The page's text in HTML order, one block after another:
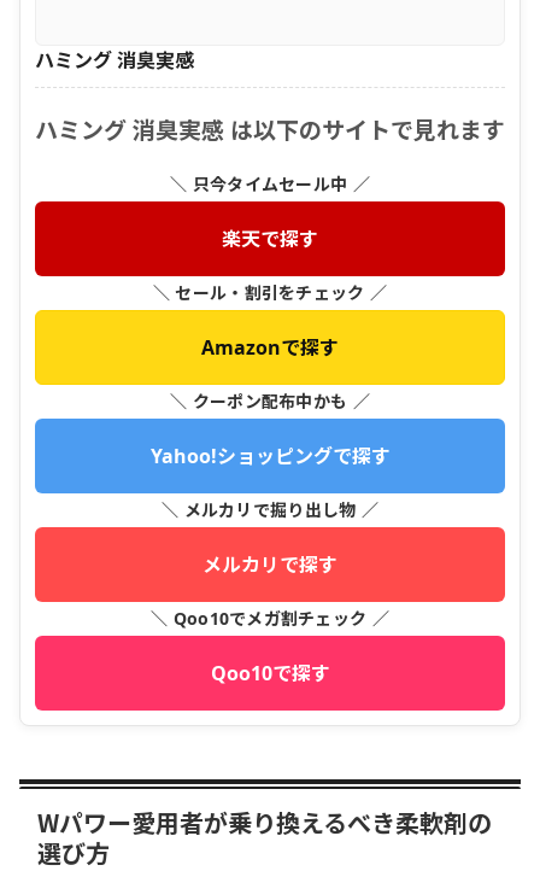
ハミング 消臭実感
ハミング 消臭実感 は以下のサイトで見れます
＼ 只今タイムセール中 ／
楽天で探す
＼ セール・割引をチェック ／
Amazonで探す
＼ クーポン配布中かも ／
Yahoo!ショッピングで探す
＼ メルカリで掘り出し物 ／
メルカリで探す
＼ Qoo10でメガ割チェック ／
Qoo10で探す
Wパワー愛用者が乗り換えるべき柔軟剤の
選び方